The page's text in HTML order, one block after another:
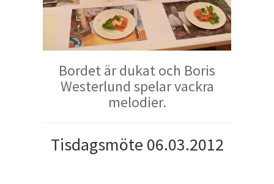
Bordet är dukat och Boris
Westerlund spelar vackra
melodier.
Tisdagsmöte 06.03.2012